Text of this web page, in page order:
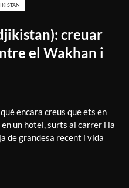
creuar
el Wakhan i
encara creus que ets en
un hotel, surts al carrer i la
de grandesa recent i vida